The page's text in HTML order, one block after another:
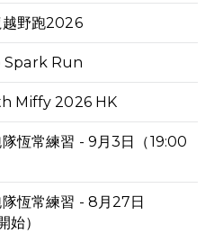
越野跑2026
Run
Miffy 2026 HK
恆常練習 - 9月3日（19:00
恆常練習 - 8月27日
始）